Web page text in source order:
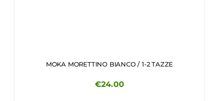
MOKA MORETTINO BIANCO / 1-2 TAZZE
€24.00